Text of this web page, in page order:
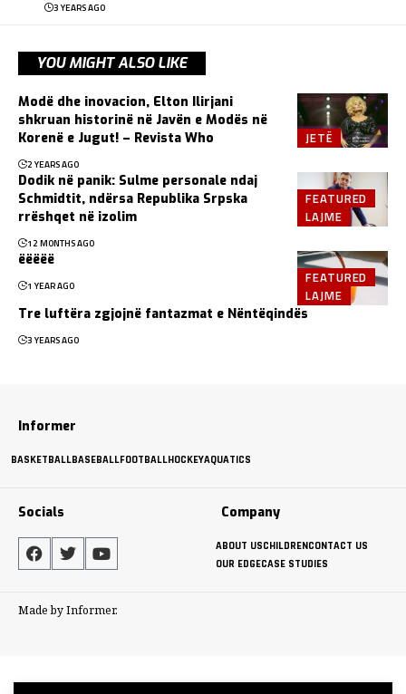
3 YEARS AGO
YOU MIGHT ALSO LIKE
JETË
Modë dhe inovacion, Elton Ilirjani
shkruan historinë në Javën e Modës në
Korenë e Jugut! – Revista Who
2 YEARS AGO
FEATURED
LAJME
Dodik në panik: Sulme personale ndaj
Schmidtit, ndërsa Republika Srpska
rrëshqet në izolim
12 MONTHS AGO
FEATURED
LAJME
ëëëëë
1 YEAR AGO
Tre luftëra zgjojnë fantazmat e Nëntëqindës
3 YEARS AGO
Informer
BASKETBALLBASEBALLFOOTBALLHOCKEYAQUATICS
Socials Company
ABOUT USCHILDRENCONTACT US
OUR EDGECASE STUDIES
Made by Informer.